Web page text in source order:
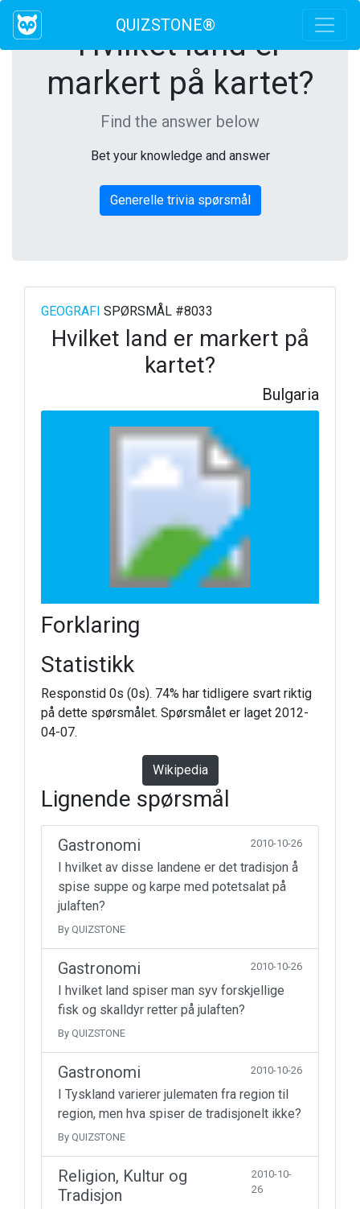
QUIZSTONE®
Hvilket land er
markert på kartet?
Find the answer below
Bet your knowledge and answer
Generelle trivia spørsmål
GEOGRAFI SPØRSMÅL #8033
Hvilket land er markert på
kartet?
Bulgaria
Forklaring
Statistikk
Responstid 0s (0s). 74% har tidligere svart riktig
på dette spørsmålet. Spørsmålet er laget 2012-
04-07.
Wikipedia
Lignende spørsmål
Gastronomi 2010-10-26
I hvilket av disse landene er det tradisjon å
spise suppe og karpe med potetsalat på
julaften?
By QUIZSTONE
Gastronomi 2010-10-26
I hvilket land spiser man syv forskjellige
fisk og skalldyr retter på julaften?
By QUIZSTONE
Gastronomi 2010-10-26
I Tyskland varierer julematen fra region til
region, men hva spiser de tradisjonelt ikke?
By QUIZSTONE
Religion, Kultur og
Tradisjon
2010-10-
26